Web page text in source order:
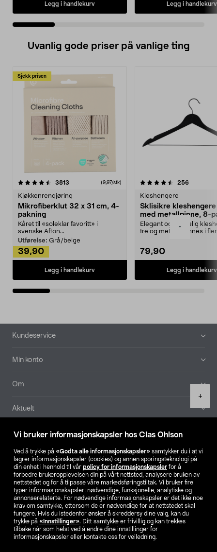
Vi bruker informasjonskapsler hos Clas Ohlson
Ved å trykke på «Godta alle informasjonskapsler» samtykker du i at vi
lagrer informasjonskapsler (cookies) og annen sporingsteknologi på
din enhet i henhold til vår policy for informasjonskapsler for å
forbedre brukeropplevelsen din på vårt nettsted, analysere bruken av
nettstedet og for å tilpasse våre markedsføringstiltak. Vi bruker fire
typer informasjonskapsler: nødvendige, funksjonelle, analytiske og
annonserelaterte. For nødvendige informasjonskapsler er det ikke noe
krav om samtykke, ettersom de er nødvendige for at nettstedet skal
fungere. Hvis du istedenfor ønsker å skreddersy dine valg, kan du
trykke på «Innstillinger». Ditt samtykke er frivillig og kan trekkes
tilbake når som helst ved å endre dine innstillinger for
informasjonskapsler eller kontakte oss for veiledning.
-
+
Legg i handlekurv Legg i handlekurv
Uvanlig gode priser på vanlige ting
Sjekk prisen
3813 anmeldelser(9,97/stk)
Kjøkkenrengjøring
Mikrofiberklut 32 x 31 cm, 4-
pakning
Kåret til «soleklar favoritt» i
svenske Afton...
Utførelse: Grå/beige
39,90
Legg i handlekurv
4.5av 5 stjerner 256
Kleshengere
Sklisikre
med metallpinne, 8-
Elegant og skikkelig
tre og metall – finnes i
79,90
Legg i handlekurv
4.5av 5 stjerner
Bunntekst
Kundeservice
Min konto
Om
Aktuelt
Våre selskaper
Finn din butikk
SE NO FI